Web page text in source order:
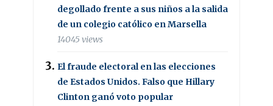
degollado frente a sus niños a la salida
de un colegio católico en Marsella
14045 views
El fraude electoral en las elecciones
de Estados Unidos. Falso que Hillary
Clinton ganó voto popular